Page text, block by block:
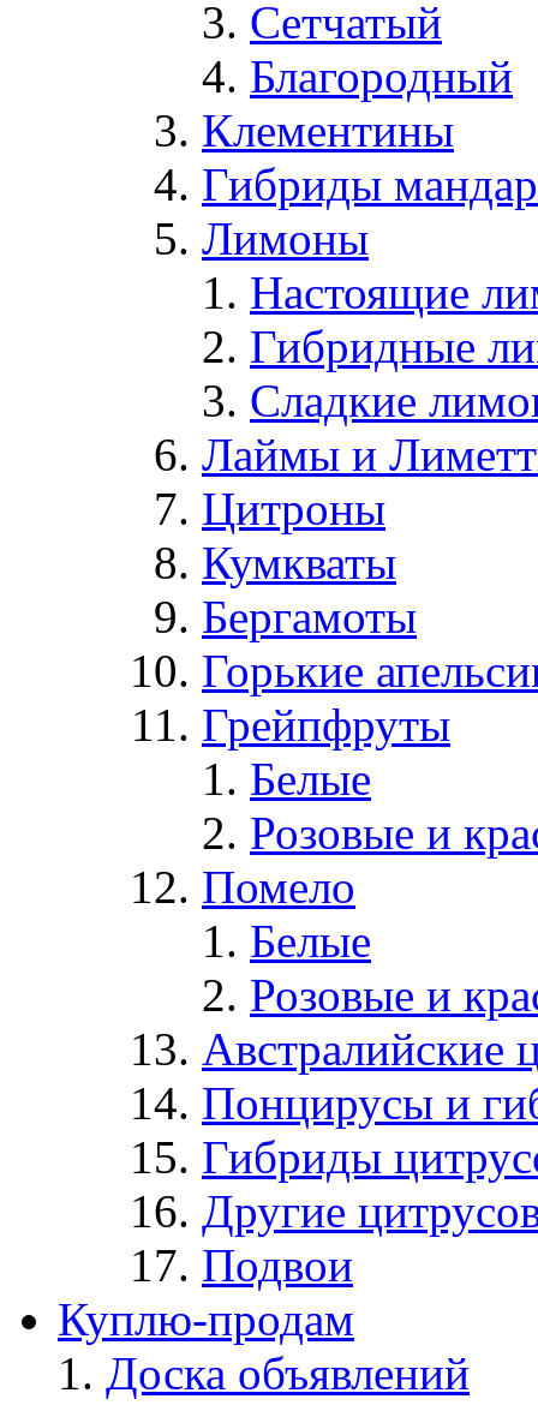
Сетчатый
Благородный
Клементины
Гибриды
Лимоны
Настоящие
Гибридные
Сладкие
Лаймы и
Цитроны
Кумкваты
Бергамоты
Горькие
Грейпфруты
Белые
Розовые и
Помело
Белые
Розовые и
Австралийские
Понцирусы и
Гибриды
Другие
Подвои
Куплю-продам
Доска объявлений